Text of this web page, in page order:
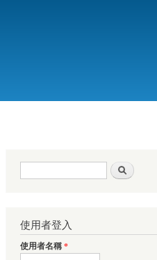
搜尋表單
使用者登入
使用者名稱*